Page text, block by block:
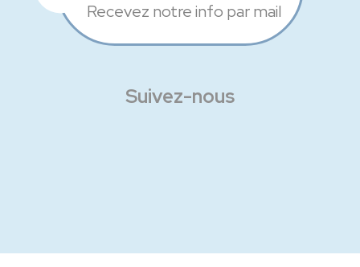
Recevez notre info par mail
Suivez-nous